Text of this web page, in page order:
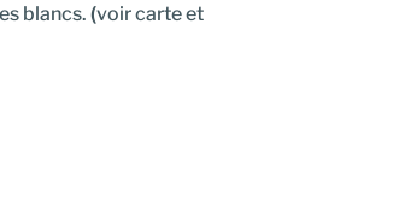
blancs. (voir carte et